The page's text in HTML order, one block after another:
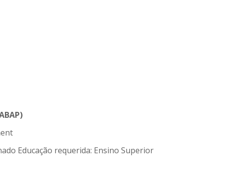
Educação requerida: Ensino Superior